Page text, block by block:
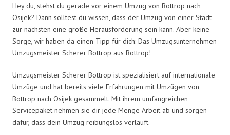
Hey du, stehst du gerade vor einem Umzug von Bottrop nach
Osijek? Dann solltest du wissen, dass der Umzug von einer Stadt
zur nächsten eine große Herausforderung sein kann. Aber keine
Sorge, wir haben da einen Tipp für dich: Das Umzugsunternehmen
Umzugsmeister Scherer Bottrop aus Bottrop!
Umzugsmeister Scherer Bottrop ist spezialisiert auf internationale
Umzüge und hat bereits viele Erfahrungen mit Umzügen von
Bottrop nach Osijek gesammelt. Mit ihrem umfangreichen
Servicepaket nehmen sie dir jede Menge Arbeit ab und sorgen
dafür, dass dein Umzug reibungslos verläuft.